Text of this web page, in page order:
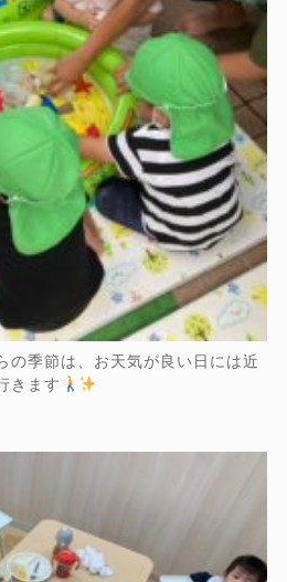
の季節は、お天気が良い日には近
きます